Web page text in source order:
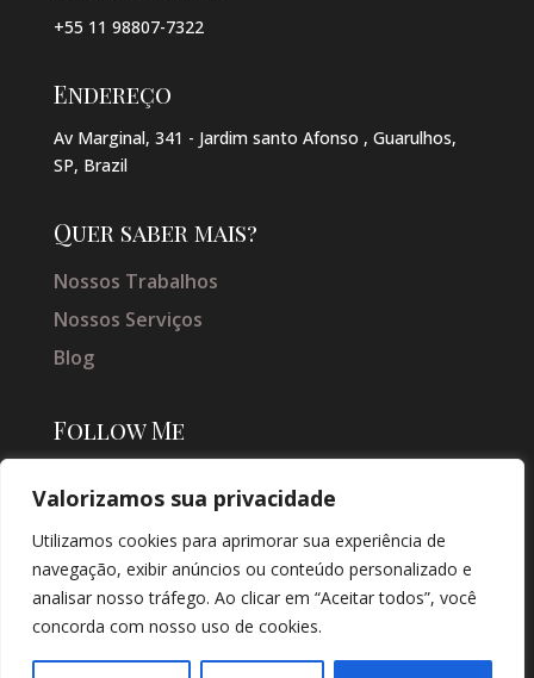
Valorizamos sua privacidade
Utilizamos cookies para aprimorar sua experiência de
navegação, exibir anúncios ou conteúdo personalizado e
analisar nosso tráfego. Ao clicar em “Aceitar todos”, você
concorda com nosso uso de cookies.
+55 11 98807-7322
Endereço
Av Marginal, 341 - Jardim santo Afonso , Guarulhos,
SP, Brazil
Quer saber mais?
Nossos Trabalhos
Nossos Serviços
Blog
Follow Me